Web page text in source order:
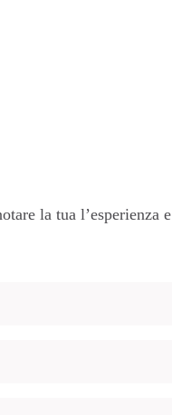
la tua l’esperienza e